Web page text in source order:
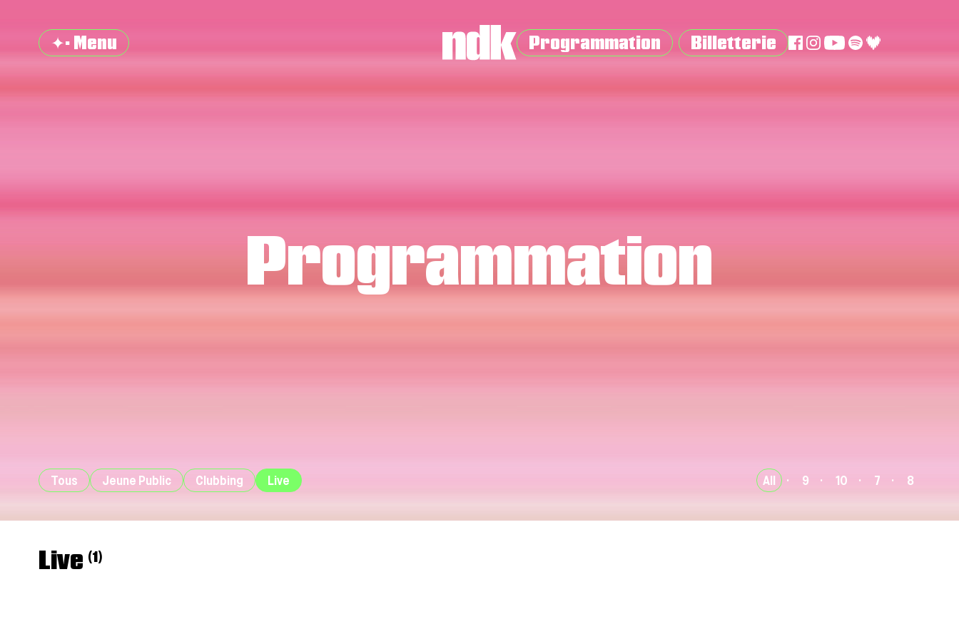
✦· Menu Programmation Billetterie
Programmation
Tous Jeune Public Clubbing Live All 9 10 7 8
Live (1)